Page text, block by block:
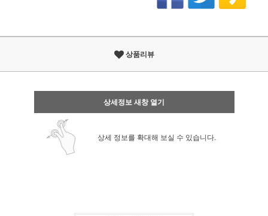
상품리뷰
상세정보 새창 열기
상세 정보를 확대해 보실 수 있습니다.